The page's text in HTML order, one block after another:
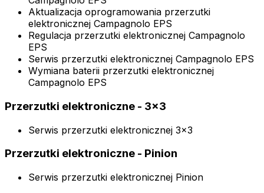
Aktualizacja oprogramowania przerzutki
elektronicznej Campagnolo EPS
Regulacja przerzutki elektronicznej Campagnolo
EPS
Serwis przerzutki elektronicznej Campagnolo EPS
Wymiana baterii przerzutki elektronicznej
Campagnolo EPS
Przerzutki elektroniczne - 3x3
Serwis przerzutki elektronicznej 3x3
Przerzutki elektroniczne - Pinion
Serwis przerzutki elektronicznej Pinion